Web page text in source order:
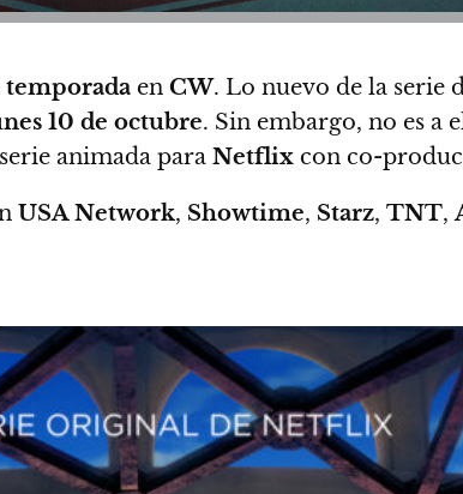
temporada en CW. Lo nuevo de la serie
10 de octubre. Sin embargo, no es a
animada para Netflix con co-
USA Network, Showtime, Starz, TNT,